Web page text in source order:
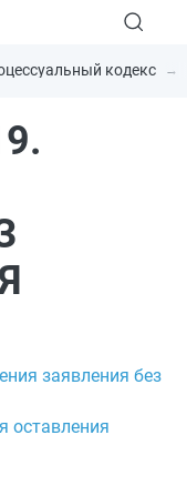
кодекс
заявления без
оставления